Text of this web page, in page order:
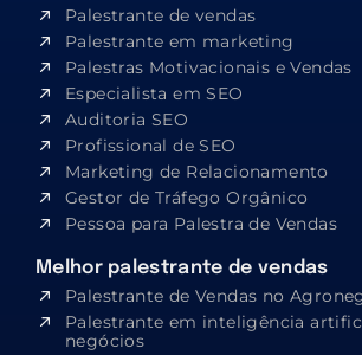
Palestrante de vendas
Palestrante em marketing
Palestras Motivacionais e Vendas
Especialista em SEO​
Auditoria SEO
Profissional de SEO
Marketing de Relacionamento
Gestor de Tráfego Orgânico
Pessoa para Palestra de Vendas
Melhor palestrante de vendas
Palestrante de Vendas no
Palestrante em inteligência
negócios